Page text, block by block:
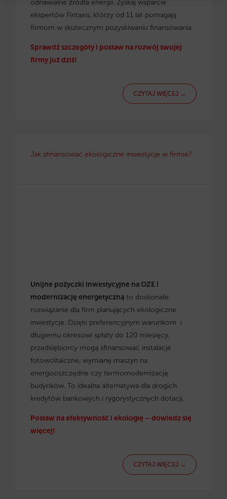
odnawialne źródła energii. Zyskaj wsparcie
ekspertów Fintaxis, którzy od 11 lat pomagają
firmom w skutecznym pozyskiwaniu finansowania.
Sprawdź szczegóły i postaw na rozwój swojej
firmy już dziś!
CZYTAJ WIĘCEJ →
Jak sfinansować ekologiczne inwestycje w firmie?
Unijne pożyczki inwestycyjne na OZE i
modernizację energetyczną to doskonałe
rozwiązanie dla firm planujących ekologiczne
inwestycje. Dzięki preferencyjnym warunkom i
długiemu okresowi spłaty do 120 miesięcy,
przedsiębiorcy mogą sfinansować instalacje
fotowoltaiczne, wymianę maszyn na
energooszczędne czy termomodernizację
budynków. To idealna alternatywa dla drogich
kredytów bankowych i rygorystycznych dotacji.
Postaw na efektywność i ekologię – dowiedz się
więcej!
CZYTAJ WIĘCEJ →